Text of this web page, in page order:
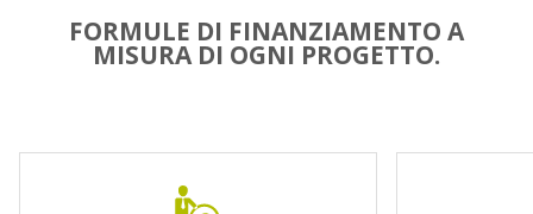
FORMULE DI FINANZIAMENTO A
MISURA DI OGNI PROGETTO.